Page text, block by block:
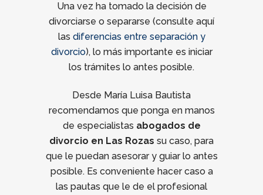
Una vez ha tomado la decisión de
divorciarse o separarse (consulte aquí
las diferencias entre separación y
divorcio), lo más importante es iniciar
los trámites lo antes posible.
Desde María Luisa Bautista
recomendamos que ponga en manos
de especialistas abogados de
divorcio en Las Rozas su caso, para
que le puedan asesorar y guiar lo antes
posible. Es conveniente hacer caso a
las pautas que le de el profesional